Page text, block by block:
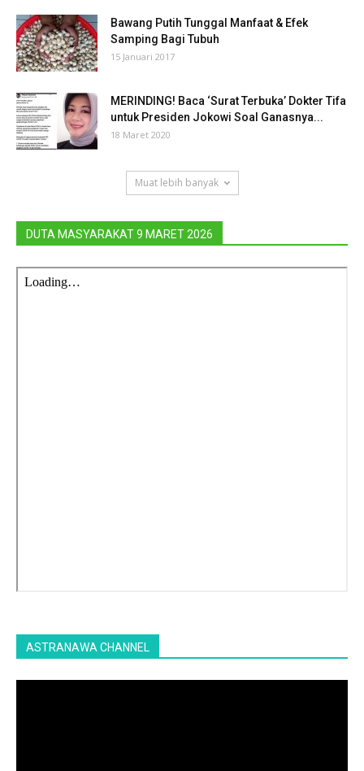
Bawang Putih Tunggal Manfaat & Efek
Samping Bagi Tubuh
15 Januari 2017
MERINDING! Baca ‘Surat Terbuka’ Dokter Tifa
untuk Presiden Jokowi Soal Ganasnya...
18 Maret 2020
Muat lebih banyak
DUTA MASYARAKAT 9 MARET 2026
ASTRANAWA CHANNEL